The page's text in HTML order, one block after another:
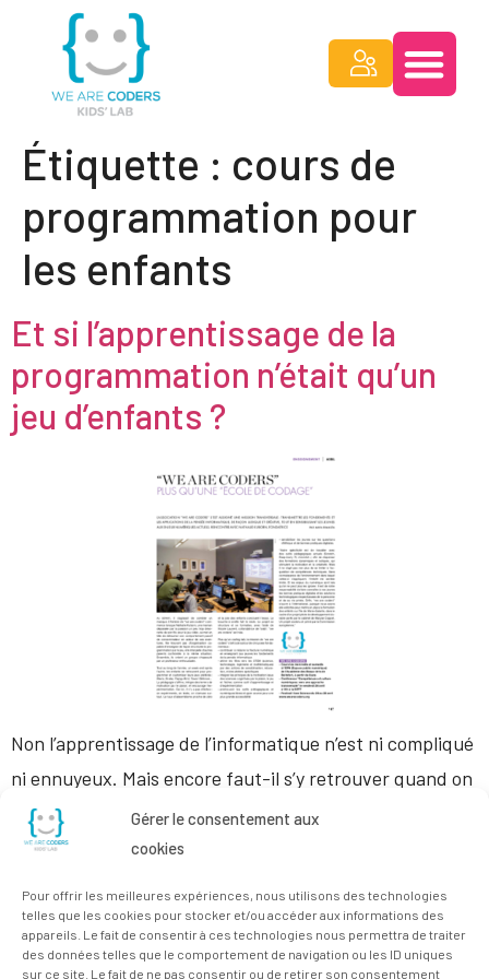
Gérer le consentement aux
cookies
Pour offrir les meilleures expériences, nous utilisons des technologies
telles que les cookies pour stocker et/ou accéder aux informations des
appareils. Le fait de consentir à ces technologies nous permettra de traiter
des données telles que le comportement de navigation ou les ID uniques
sur ce site. Le fait de ne pas consentir ou de retirer son consentement
Étiquette : cours de
programmation pour
les enfants
Et si l’apprentissage de la
programmation n’était qu’un
jeu d’enfants ?
Non l’apprentissage de l’informatique n’est ni compliqué
ni ennuyeux. Mais encore faut-il s’y retrouver quand on
est sur les starting blocks. Et Encore plus dans ce
monde digital, en constante évolution. « À travers la
enfants passionnés apprennent de façon spontanée, et
bien qu’ils soient challengés tout […]